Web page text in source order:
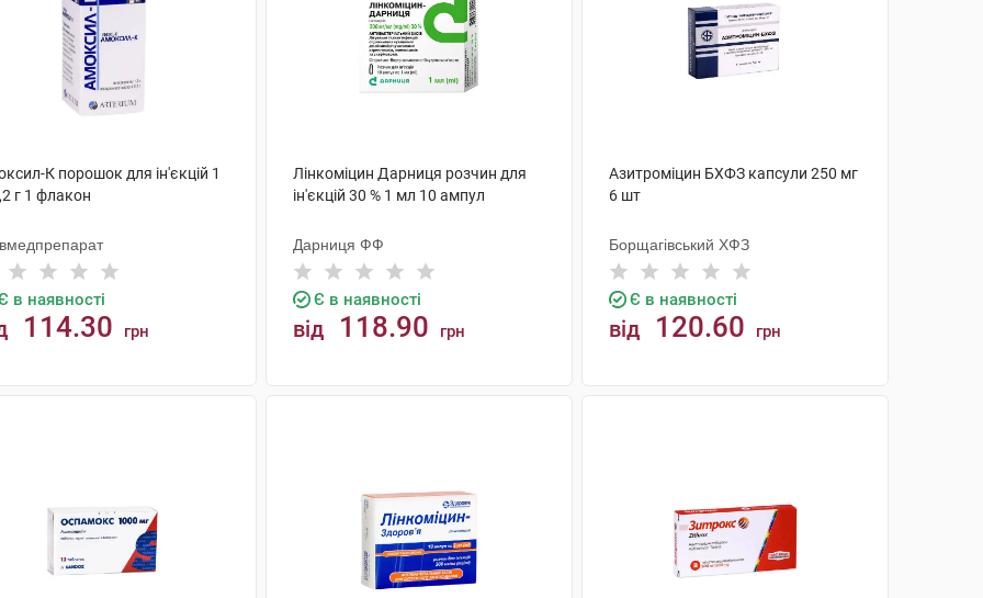
К порошок для ін'єкцій 1
г 1 флакон
в наявності
114.30 грн
Лінкоміцин Дарниця розчин для
ін'єкцій 30 % 1 мл 10 ампул
Дарниця ФФ
Є в наявності
від 118.90 грн
Азитроміцин БХФЗ капсули 250 мг
6 шт
Борщагівський ХФЗ
Є в наявності
від 120.60 грн